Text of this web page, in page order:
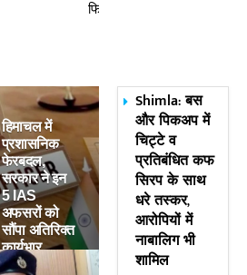
फिर…
हिमाचल में
प्रशासनिक
फेरबदल,
सरकार ने इन
5 IAS
अफसरों को
सौंपा अतिरिक्त
कार्यभार
Shimla: बस
और पिकअप में
चिट्टे व
प्रतिबंधित कफ
सिरप के साथ
धरे तस्कर,
आरोपियों में
नाबालिग भी
शामिल